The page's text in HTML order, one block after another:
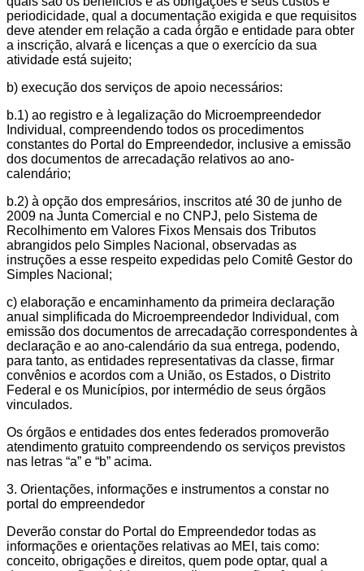
periodicidade, qual a documentação exigida e que requisitos
deve atender em relação a cada órgão e entidade para obter
a inscrição, alvará e licenças a que o exercício da sua
atividade está sujeito;
b) execução dos serviços de apoio necessários:
b.1) ao registro e à legalização do Microempreendedor
Individual, compreendendo todos os procedimentos
constantes do Portal do Empreendedor, inclusive a emissão
dos documentos de arrecadação relativos ao ano-
calendário;
b.2) à opção dos empresários, inscritos até 30 de junho de
2009 na Junta Comercial e no CNPJ, pelo Sistema de
Recolhimento em Valores Fixos Mensais dos Tributos
abrangidos pelo Simples Nacional, observadas as
instruções a esse respeito expedidas pelo Comitê Gestor do
Simples Nacional;
c) elaboração e encaminhamento da primeira declaração
anual simplificada do Microempreendedor Individual, com
emissão dos documentos de arrecadação correspondentes à
declaração e ao ano-calendário da sua entrega, podendo,
para tanto, as entidades representativas da classe, firmar
convênios e acordos com a União, os Estados, o Distrito
Federal e os Municípios, por intermédio de seus órgãos
vinculados.
Os órgãos e entidades dos entes federados promoverão
atendimento gratuito compreendendo os serviços previstos
nas letras “a” e “b” acima.
3. Orientações, informações e instrumentos a constar no
portal do empreendedor
Deverão constar do Portal do Empreendedor todas as
informações e orientações relativas ao MEI, tais como:
conceito, obrigações e direitos, quem pode optar, qual a